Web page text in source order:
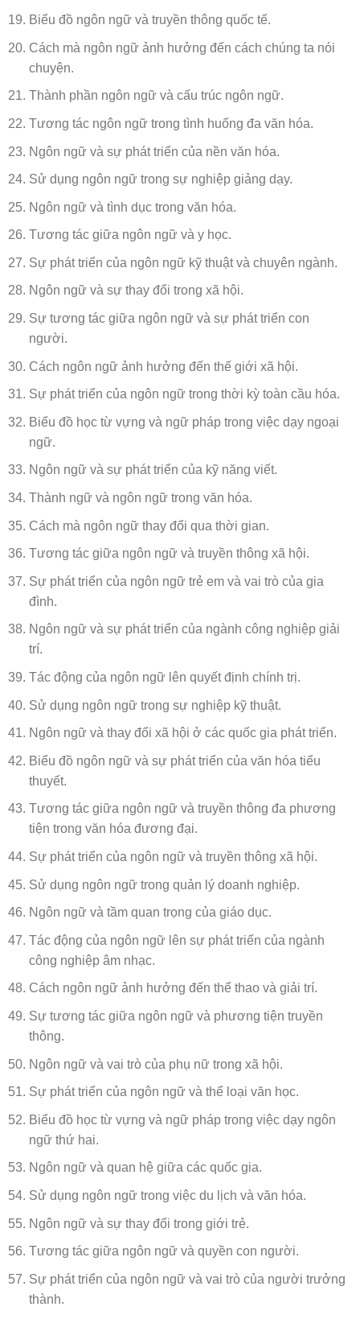
Biểu đồ ngôn ngữ và truyền thông quốc tế.
Cách mà ngôn ngữ ảnh hưởng đến cách chúng ta nói
chuyện.
Thành phần ngôn ngữ và cấu trúc ngôn ngữ.
Tương tác ngôn ngữ trong tình huống đa văn hóa.
Ngôn ngữ và sự phát triển của nền văn hóa.
Sử dụng ngôn ngữ trong sự nghiệp giảng dạy.
Ngôn ngữ và tình dục trong văn hóa.
Tương tác giữa ngôn ngữ và y học.
Sự phát triển của ngôn ngữ kỹ thuật và chuyên ngành.
Ngôn ngữ và sự thay đổi trong xã hội.
Sự tương tác giữa ngôn ngữ và sự phát triển con
người.
Cách ngôn ngữ ảnh hưởng đến thế giới xã hội.
Sự phát triển của ngôn ngữ trong thời kỳ toàn cầu hóa.
Biểu đồ học từ vựng và ngữ pháp trong việc dạy ngoại
ngữ.
Ngôn ngữ và sự phát triển của kỹ năng viết.
Thành ngữ và ngôn ngữ trong văn hóa.
Cách mà ngôn ngữ thay đổi qua thời gian.
Tương tác giữa ngôn ngữ và truyền thông xã hội.
Sự phát triển của ngôn ngữ trẻ em và vai trò của gia
đình.
Ngôn ngữ và sự phát triển của ngành công nghiệp giải
trí.
Tác động của ngôn ngữ lên quyết định chính trị.
Sử dụng ngôn ngữ trong sự nghiệp kỹ thuật.
Ngôn ngữ và thay đổi xã hội ở các quốc gia phát triển.
Biểu đồ ngôn ngữ và sự phát triển của văn hóa tiểu
thuyết.
Tương tác giữa ngôn ngữ và truyền thông đa phương
tiện trong văn hóa đương đại.
Sự phát triển của ngôn ngữ và truyền thông xã hội.
Sử dụng ngôn ngữ trong quản lý doanh nghiệp.
Ngôn ngữ và tầm quan trọng của giáo dục.
Tác động của ngôn ngữ lên sự phát triển của ngành
công nghiệp âm nhạc.
Cách ngôn ngữ ảnh hưởng đến thể thao và giải trí.
Sự tương tác giữa ngôn ngữ và phương tiện truyền
thông.
Ngôn ngữ và vai trò của phụ nữ trong xã hội.
Sự phát triển của ngôn ngữ và thể loại văn học.
Biểu đồ học từ vựng và ngữ pháp trong việc dạy ngôn
ngữ thứ hai.
Ngôn ngữ và quan hệ giữa các quốc gia.
Sử dụng ngôn ngữ trong việc du lịch và văn hóa.
Ngôn ngữ và sự thay đổi trong giới trẻ.
Tương tác giữa ngôn ngữ và quyền con người.
Sự phát triển của ngôn ngữ và vai trò của người trưởng
thành.